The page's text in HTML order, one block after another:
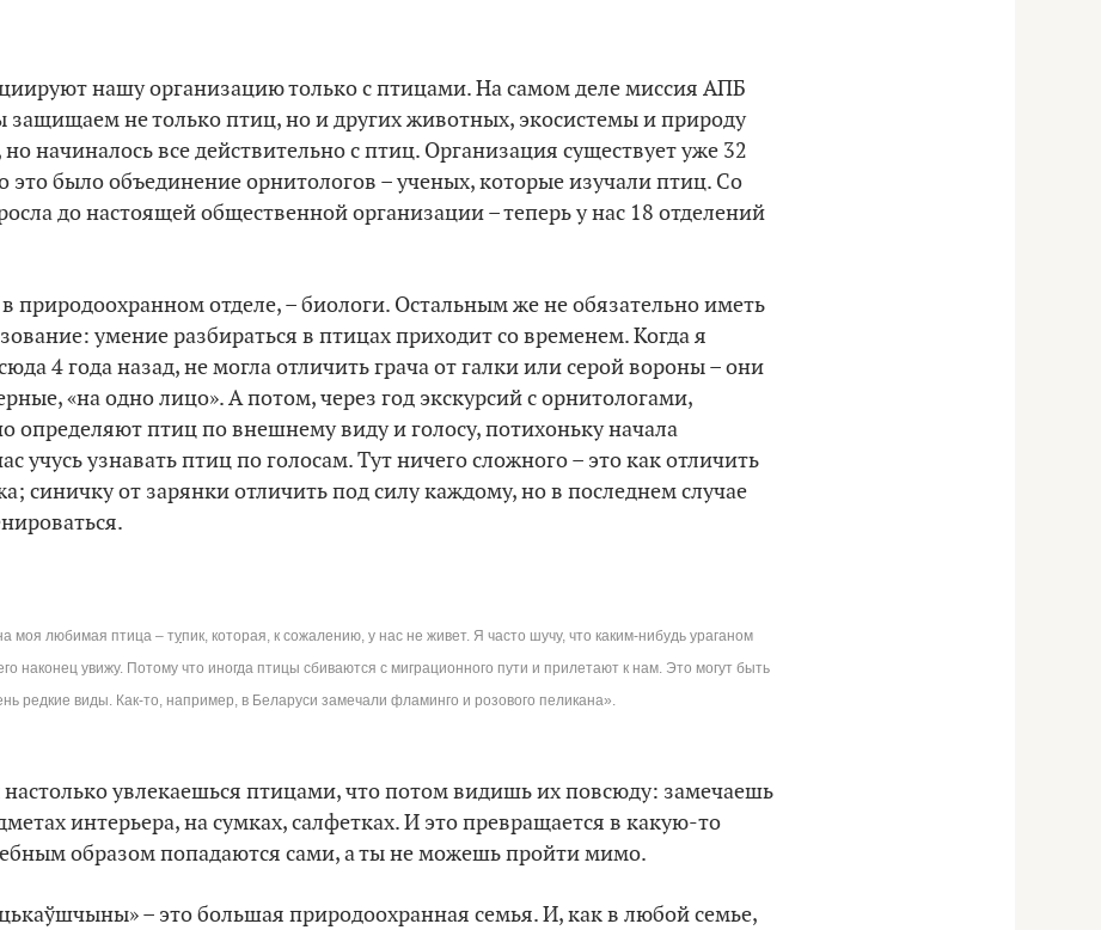
нашу организацию только с птицами. На самом деле миссия АПБ
не только птиц, но и других животных, экосистемы и природу
начиналось все действительно с птиц. Организация существует уже 32
это было объединение орнитологов – ученых, которые изучали птиц. Со
до настоящей общественной организации – теперь у нас 18 отделений
природоохранном отделе, – биологи. Остальным же не обязательно иметь
умение разбираться в птицах приходит со временем. Когда я
4 года назад, не могла отличить грача от галки или серой вороны – они
«на одно лицо». А потом, через год экскурсий с орнитологами,
определяют птиц по внешнему виду и голосу, потихоньку начала
учусь узнавать птиц по голосам. Тут ничего сложного – это как отличить
синичку от зарянки отличить под силу каждому, но в последнем случае
моя любимая птица – тупик, которая, к сожалению, у нас не живет. Я часто шучу, что каким-нибудь ураганом
наконец увижу. Потому что иногда птицы сбиваются с миграционного пути и прилетают к нам. Это могут быть
редкие виды. Как-то, например, в Беларуси замечали фламинго и розового пеликана».
увлекаешься птицами, что потом видишь их повсюду: замечаешь
интерьера, на сумках, салфетках. И это превращается в какую-то
образом попадаются сами, а ты не можешь пройти мимо.
– это большая природоохранная семья. И, как в любой семье,